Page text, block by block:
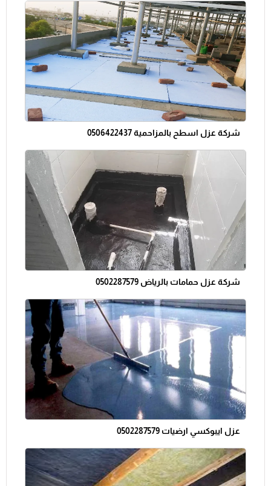
شركة عزل اسطح بالمزاحمية 0506422437
شركة عزل حمامات بالرياض 0502287579
عزل ايبوكسي ارضيات 0502287579